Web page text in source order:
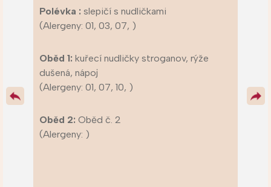
Polévka : slepičí s nudličkami
(Alergeny: 01, 03, 07, )
Oběd 1: kuřecí nudličky stroganov, rýže
dušená, nápoj
(Alergeny: 01, 07, 10, )
Oběd 2: Oběd č. 2
(Alergeny: )